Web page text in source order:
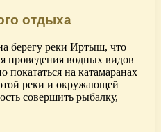
отдыха
берегу реки Иртыш, что
проведения водных видов
покататься на катамаранах
реки и окружающей
совершить рыбалку,